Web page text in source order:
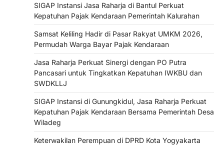
SIGAP Instansi Jasa Raharja di Bantul Perkuat
Kepatuhan Pajak Kendaraan Pemerintah Kalurahan
Samsat Keliling Hadir di Pasar Rakyat UMKM 2026,
Permudah Warga Bayar Pajak Kendaraan
Jasa Raharja Perkuat Sinergi dengan PO Putra
Pancasari untuk Tingkatkan Kepatuhan IWKBU dan
SWDKLLJ
SIGAP Instansi di Gunungkidul, Jasa Raharja Perkuat
Kepatuhan Pajak Kendaraan Bersama Pemerintah Desa
Wiladeg
Keterwakilan Perempuan di DPRD Kota Yogyakarta